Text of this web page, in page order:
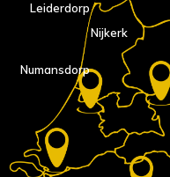
Nijkerk
Numansdorp
Leiderdorp